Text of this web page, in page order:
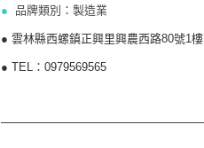
● 品牌類別：製造業
● 雲林縣西螺鎮正興里興農西路80號1樓
● TEL：0979569565